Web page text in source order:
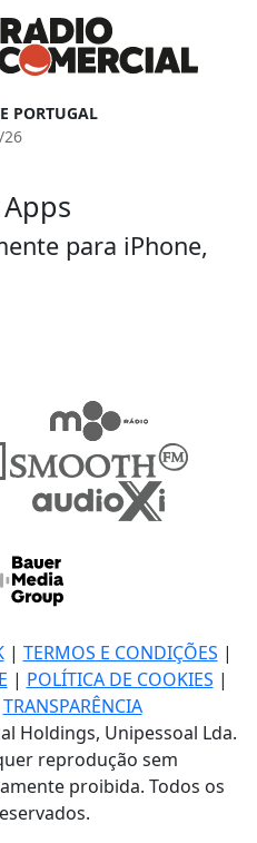
PORTUGAL
26
para iPhone,
| TERMOS E CONDIÇÕES |
| POLÍTICA DE COOKIES |
TRANSPARÊNCIA
Holdings, Unipessoal Lda.
reprodução sem
proibida. Todos os